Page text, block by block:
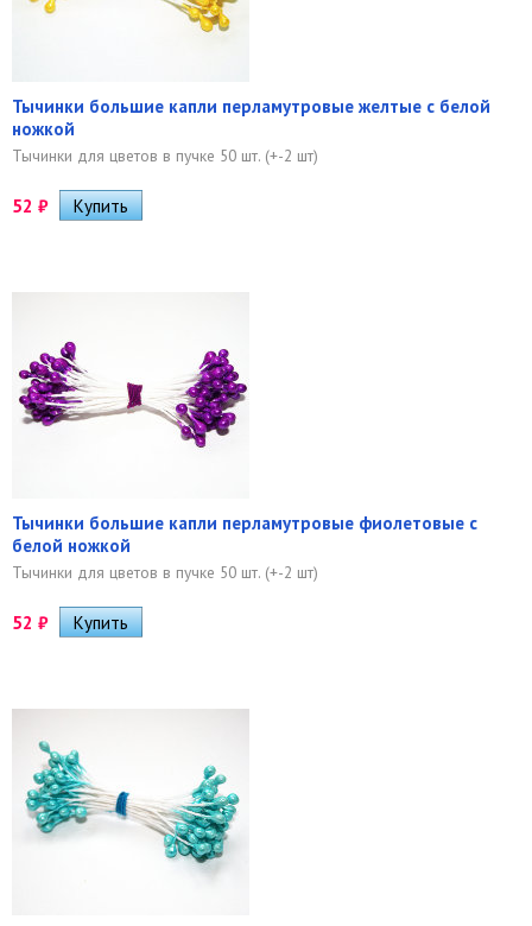
Тычинки большие капли перламутровые желтые с белой
ножкой
Тычинки для цветов в пучке 50 шт. (+-2 шт)
52 ₽
Тычинки большие капли перламутровые фиолетовые с
белой ножкой
Тычинки для цветов в пучке 50 шт. (+-2 шт)
52 ₽